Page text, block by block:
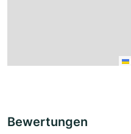
Bewertungen